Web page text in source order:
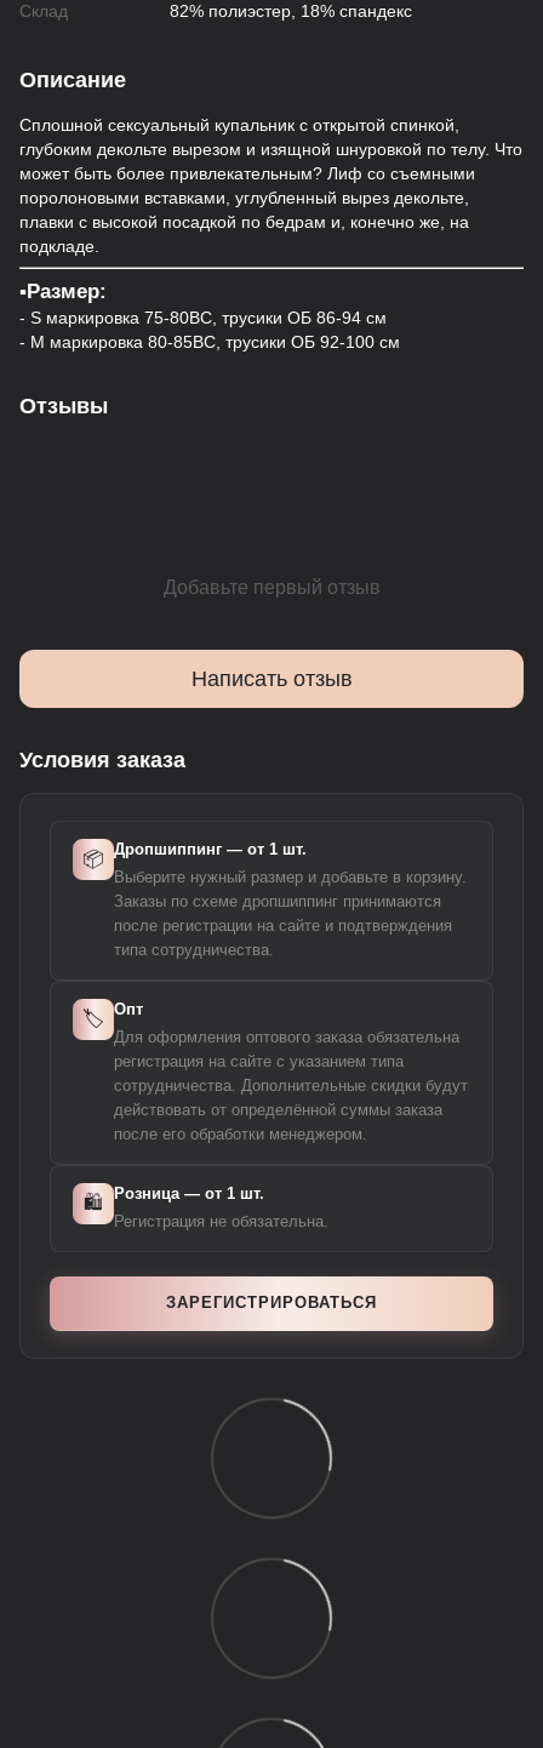
Склад 82% полиэстер, 18% спандекс
Описание
Сплошной сексуальный купальник с открытой спинкой,
глубоким декольте вырезом и изящной шнуровкой по телу. Что
может быть более привлекательным? Лиф со съемными
поролоновыми вставками, углубленный вырез декольте,
плавки с высокой посадкой по бедрам и, конечно же, на
подкладе.
▪️Размер:
- S маркировка 75-80ВС, трусики ОБ 86-94 см
- M маркировка 80-85ВС, трусики ОБ 92-100 см
Отзывы
Добавьте первый отзыв
Написать отзыв
Условия заказа
📦 Дропшиппинг — от 1 шт.
Выберите нужный размер и добавьте в корзину.
Заказы по схеме дропшиппинг принимаются
после регистрации на сайте и подтверждения
типа сотрудничества.
🏷️ Опт
Для оформления оптового заказа обязательна
регистрация на сайте с указанием типа
сотрудничества. Дополнительные скидки будут
действовать от определённой суммы заказа
после его обработки менеджером.
🛍️ Розница — от 1 шт.
Регистрация не обязательна.
ЗАРЕГИСТРИРОВАТЬСЯ